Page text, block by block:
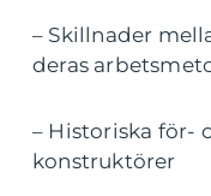
– Skillnader
deras
– Historiska för-
konstruktörer